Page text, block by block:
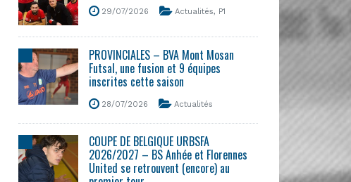
29/07/2026 Actualités, P1
PROVINCIALES – BVA Mont Mosan
Futsal, une fusion et 9 équipes
inscrites cette saison
28/07/2026 Actualités
COUPE DE BELGIQUE URBSFA
2026/2027 – BS Anhée et Florennes
United se retrouvent (encore) au